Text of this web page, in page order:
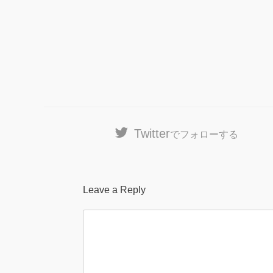
Twitterでフォローする
Leave a Reply